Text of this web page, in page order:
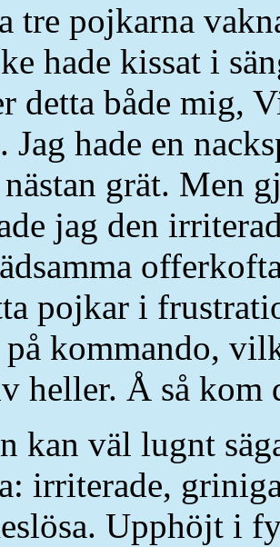
tre pojkarna
hade kissat i
detta både mig,
Jag hade en
grät. Men
jag den
pojkar i
på kommando,
heller. Å så kom
kan väl lugnt
irriterade,
Upphöjt i